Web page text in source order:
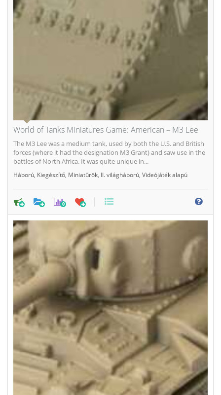
World of Tanks Miniatures Game: American – M3 Lee
The M3 Lee was a medium tank, used by both the U.S. and British
forces (where it had the designation M3 Grant) and saw use in the
battles of North Africa. It was quite unique in...
Háború Kiegészítő Miniatűrök II. világháború Videójáték alapú
0